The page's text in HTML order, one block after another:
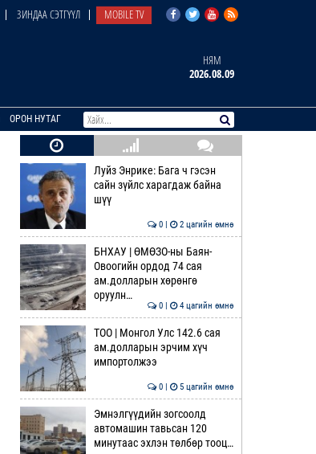
ЗИНДАА СЭТГҮҮЛ MOBILE TV
НЯМ
2026.08.09
ОРОН НУТАГ
Луйз Энрике: Бага ч гэсэн
сайн зүйлс харагдаж байна
шүү
0 | 2 цагийн өмнө
БНХАУ | ӨМӨЗО-ны Баян-
Овоогийн ордод 74 сая
ам.долларын хөрөнгө
оруулн…
0 | 4 цагийн өмнө
ТОО | Монгол Улс 142.6 сая
ам.долларын эрчим хүч
импортолжээ
0 | 5 цагийн өмнө
Эмнэлгүүдийн зогсоолд
автомашин тавьсан 120
минутаас эхлэн төлбөр тооц…